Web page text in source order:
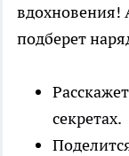
вдохновения!
подберет
секретах.